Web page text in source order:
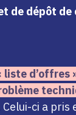
de dépôt de
d’offres
ci a